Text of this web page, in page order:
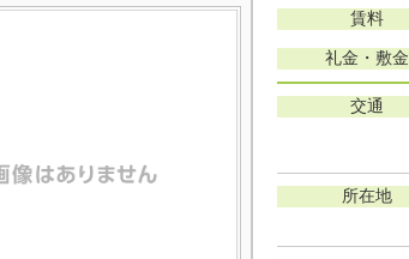
賃料
礼金・敷金
交通
所在地